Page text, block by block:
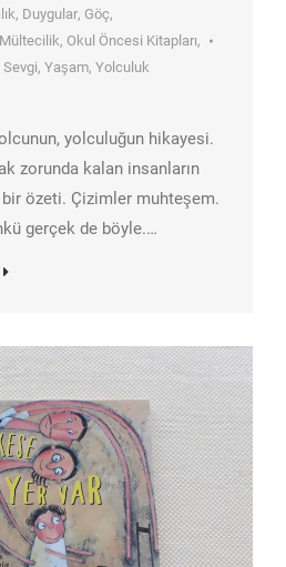
, Duygular, Göç,
Mültecilik, Okul Öncesi Kitapları,
Sevgi, Yaşam, Yolculuk
yolculuğun hikayesi.
zorunda kalan insanların
özeti. Çizimler muhteşem.
gerçek de böyle.…